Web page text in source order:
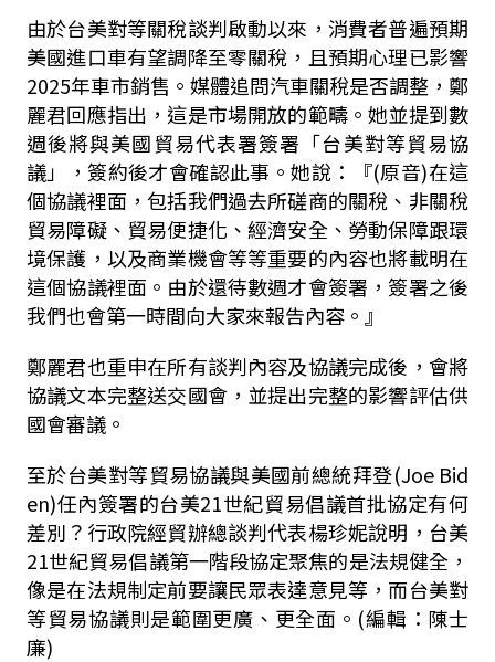
由於台美對等關稅談判啟動以來，消費者普遍預期
美國進口車有望調降至零關稅，且預期心理已影響
2025年車市銷售。媒體追問汽車關稅是否調整，鄭
麗君回應指出，這是市場開放的範疇。她並提到數
週後將與美國貿易代表署簽署「台美對等貿易協
議」，簽約後才會確認此事。她說：『(原音)在這
個協議裡面，包括我們過去所磋商的關稅、非關稅
貿易障礙、貿易便捷化、經濟安全、勞動保障跟環
境保護，以及商業機會等等重要的內容也將載明在
這個協議裡面。由於還待數週才會簽署，簽署之後
我們也會第一時間向大家來報告內容。』
鄭麗君也重申在所有談判內容及協議完成後，會將
協議文本完整送交國會，並提出完整的影響評估供
國會審議。
至於台美對等貿易協議與美國前總統拜登(Joe Bid
en)任內簽署的台美21世紀貿易倡議首批協定有何
差別？行政院經貿辦總談判代表楊珍妮說明，台美
21世紀貿易倡議第一階段協定聚焦的是法規健全，
像是在法規制定前要讓民眾表達意見等，而台美對
等貿易協議則是範圍更廣、更全面。(編輯：陳士
廉)